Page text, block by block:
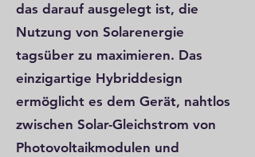
das darauf ausgelegt ist, die
Nutzung von Solarenergie
tagsüber zu maximieren. Das
einzigartige Hybriddesign
ermöglicht es dem Gerät, nahtlos
zwischen Solar-Gleichstrom von
Photovoltaikmodulen und